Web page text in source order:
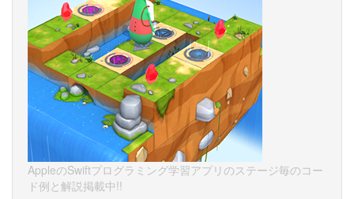
AppleのSwiftプログラミング学習アプリのステージ毎のコー
ド例と解説掲載中!!